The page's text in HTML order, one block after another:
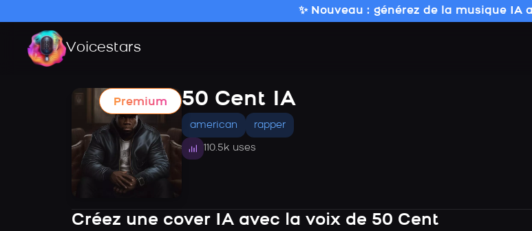
✨ Nouveau : générez de la musique IA
Voicestars
Premium 50 Cent IA
american rapper
110.5k uses
Créez une cover IA avec la voix de 50 Cent